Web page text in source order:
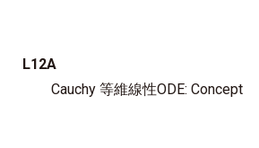
L12A
Cauchy 等維線性ODE: Concept